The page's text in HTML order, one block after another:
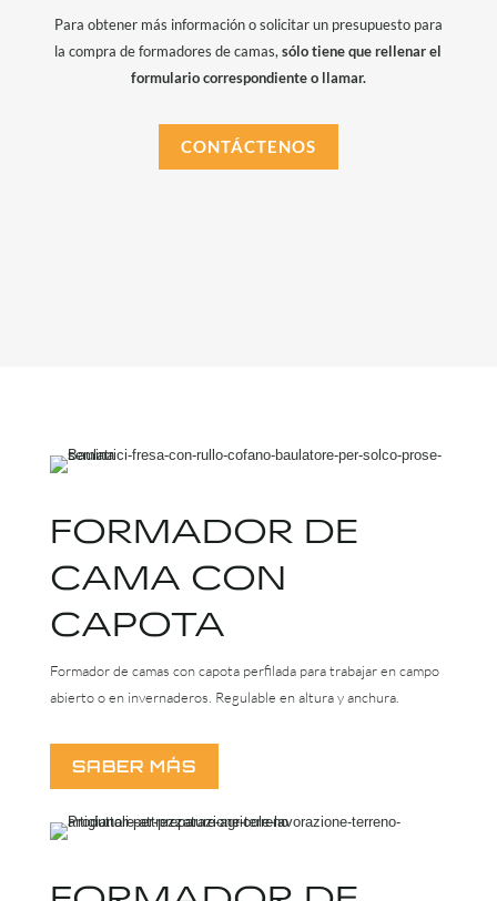
Para obtener más información o solicitar un presupuesto para
la compra de formadores de camas,sólo tiene que rellenar el
formulario correspondiente o llamar.
CONTÁCTENOS
FORMADOR DE
CAMA CON
CAPOTA
Formador de camas con capota perfilada para trabajar en campo
abierto o en invernaderos. Regulable en altura y anchura.
SABER MÁS